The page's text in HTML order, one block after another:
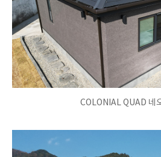
COLONIAL QUAD 네